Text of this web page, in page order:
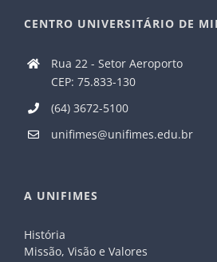
CENTRO UNIVERSITÁRIO DE
Rua 22 - Setor Aeroporto
CEP: 75.833-130
(64) 3672-5100
unifimes@unifimes.edu.br
A UNIFIMES
História
Missão, Visão e Valores